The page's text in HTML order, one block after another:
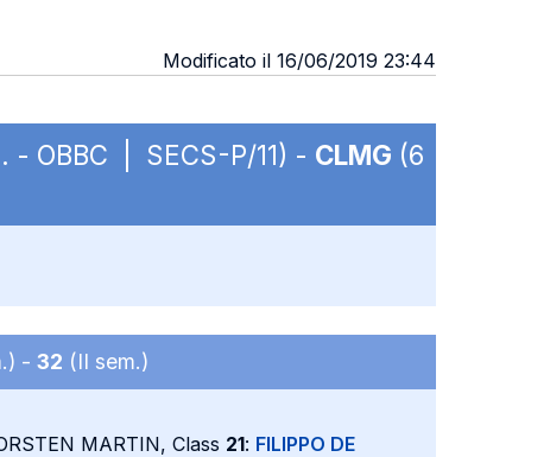
Modificato il 16/06/2019 23:44
- OBBC | SECS-P/11) - CLMG (6
- 32 (II sem.)
MARTIN, Class 21: FILIPPO DE